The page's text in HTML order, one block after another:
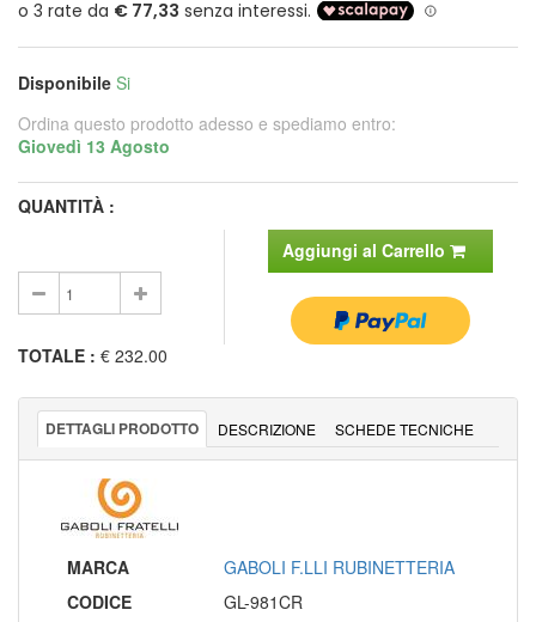
Disponibile Si
Ordina questo prodotto adesso e spediamo entro:
Giovedì 13 Agosto
QUANTITÀ :
Aggiungi al Carrello
TOTALE : € 232.00
DETTAGLI PRODOTTO DESCRIZIONE SCHEDE TECNICHE
MARCA
GABOLI F.LLI RUBINETTERIA
CODICE
GL-981CR